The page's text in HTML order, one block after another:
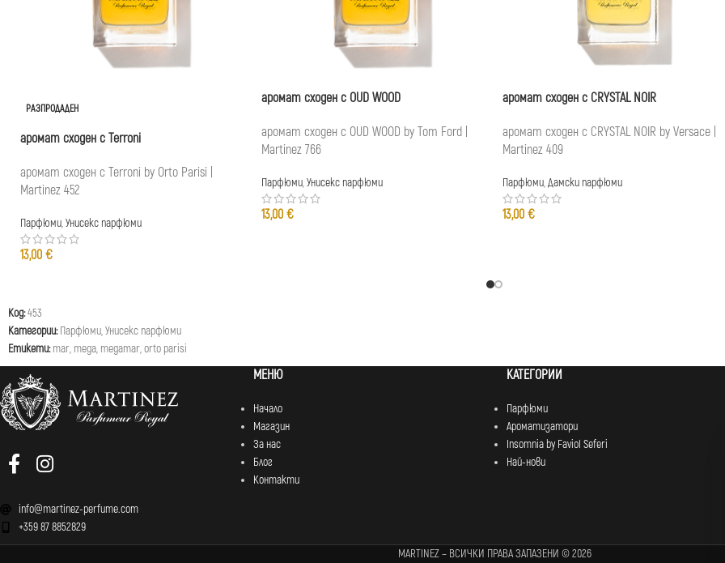
РАЗПРОДАДЕН
аромат сходен с Terroni
аромат сходен с Terroni by Orto Parisi |
Martinez 452
Парфюми,Унисекс парфюми
13,00 €
аромат сходен с OUD WOOD
аромат сходен с OUD WOOD by Tom Ford |
Martinez 766
Парфюми,Унисекс парфюми
13,00 €
аромат сходен с CRYSTAL NOIR
аромат сходен с CRYSTAL NOIR by Versace |
Martinez 409
Парфюми,Дамски парфюми
13,00 €
Код:453
Категории: Парфюми,Унисекс парфюми
Етикети: mar, mega, megamar,orto parisi
info@martinez-perfume.com
+359 87 8852829
МЕНЮ
Начало
Магазин
За нас
Блог
Контакти
КАТЕГОРИИ
Парфюми
Ароматизатори
Insomnia by Faviol Seferi
Най-нови
MARTINEZ – ВСИЧКИ ПРАВА ЗАПАЗЕНИ © 2026